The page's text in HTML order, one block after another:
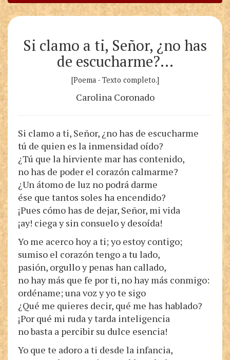
Si clamo a ti, Señor, ¿no has
de escucharme?…
[Poema - Texto completo.]
Carolina Coronado
Si clamo a ti, Señor, ¿no has de escucharme
tú de quien es la inmensidad oído?
¿Tú que la hirviente mar has contenido,
no has de poder el corazón calmarme?
¿Un átomo de luz no podrá darme
ése que tantos soles ha encendido?
¡Pues cómo has de dejar, Señor, mi vida
¡ay! ciega y sin consuelo y desoída!
Yo me acerco hoy a ti; yo estoy contigo;
sumiso el corazón tengo a tu lado,
pasión, orgullo y penas han callado,
no hay más que fe por ti, no hay más conmigo:
ordéname; una voz y yo te sigo
¿Qué me quieres decir, qué me has hablado?
¡Por qué mi ruda y tarda inteligencia
no basta a percibir su dulce esencia!
Yo que te adoro a ti desde la infancia,